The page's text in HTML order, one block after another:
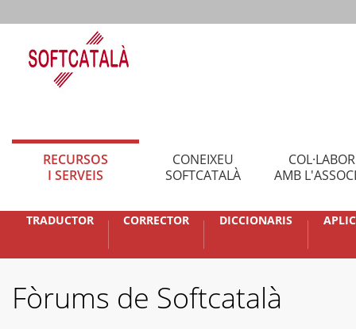
RECURSOS
I SERVEIS
CONEIXEU
SOFTCATALÀ
AMB
TRADUCTOR CORRECTOR DICCIONARIS
Fòrums de Softcatalà